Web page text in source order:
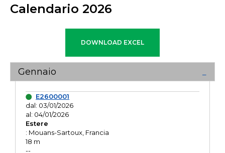
Calendario 2026
Gennaio
E2600001
dal: 03/01/2026
al: 04/01/2026
Estere
: Mouans-Sartoux, Francia
18 m
--